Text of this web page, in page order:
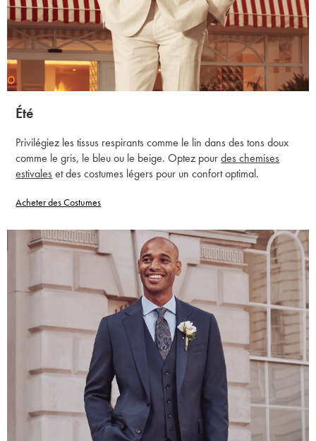
Été
Privilégiez les tissus respirants comme le lin dans des tons doux
comme le gris, le bleu ou le beige. Optez pourdes chemises
estivales et des costumes légers pour un confort optimal.
Acheter des Costumes